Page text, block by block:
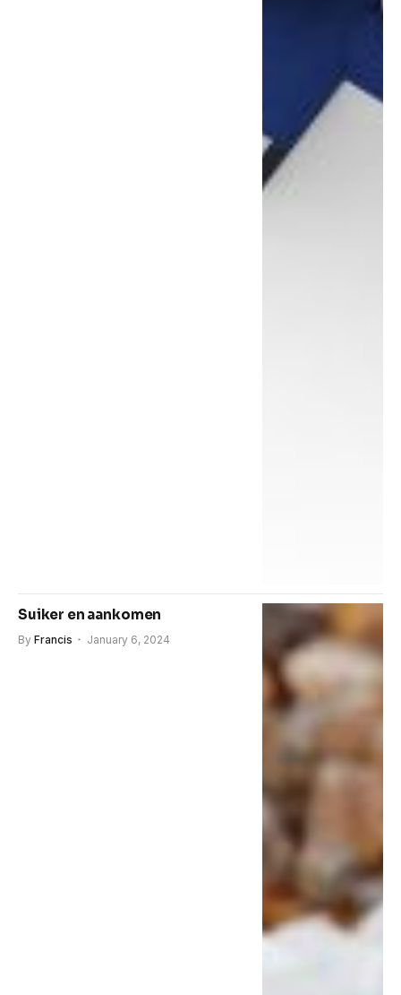
Suiker en aankomen
By Francis January 6, 2024